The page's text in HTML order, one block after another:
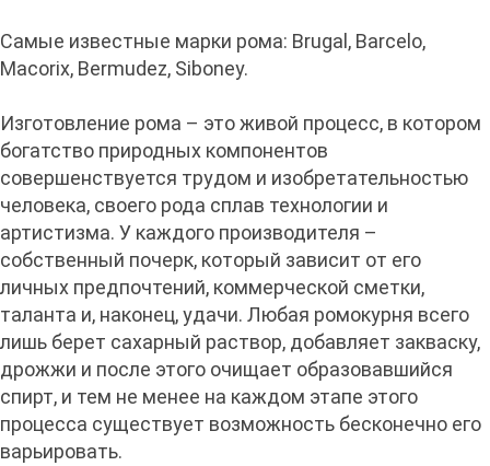
Самые известные марки рома: Brugal, Barcelo,
Macorix, Bermudez, Siboney.
Изготовление рома – это живой процесс, в котором
богатство природных компонентов
совершенствуется трудом и изобретательностью
человека, своего рода сплав технологии и
артистизма. У каждого производителя –
собственный почерк, который зависит от его
личных предпочтений, коммерческой сметки,
таланта и, наконец, удачи. Любая ромокурня всего
лишь берет сахарный раствор, добавляет закваску,
дрожжи и после этого очищает образовавшийся
спирт, и тем не менее на каждом этапе этого
процесса существует возможность бесконечно его
варьировать.